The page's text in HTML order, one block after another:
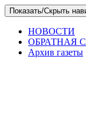
Skip
to
content
Показать/Скрыть
НОВОСТИ
ОБРАТНАЯ
Архив газеты